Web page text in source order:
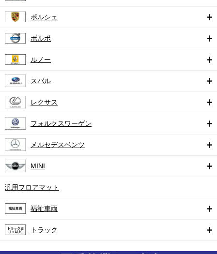
ポルシェ
ボルボ
ルノー
スバル
レクサス
フォルクスワーゲン
メルセデスベンツ
MINI
汎用フロアマット
福祉車両
トラック